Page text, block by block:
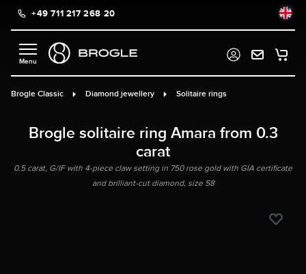
content+49 711 217 268 20
Brogle Classic Diamond jewellery Solitaire rings
Brogle solitaire ring Amara from 0.3
carat
0.5 carat, G/IF with 4-piece claw setting in 750 rose gold with GIA certificate
and brilliant-cut diamond, size 58